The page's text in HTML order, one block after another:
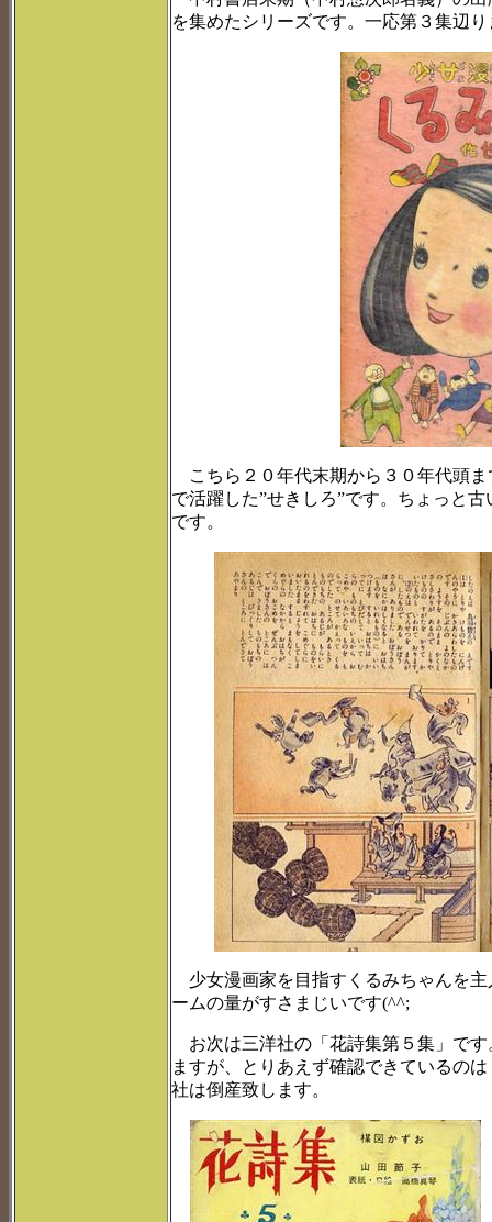
を集めたシリーズです。一応第３集辺
こちら２０年代末期から３０年代頭
で活躍した”せきしろ”です。ちょっと
です。
少女漫画家を目指すくるみちゃんを
ームの量がすさまじいです(^^;
お次は三洋社の「花詩集第５集」で
ますが、とりあえず確認できているの
社は倒産致します。